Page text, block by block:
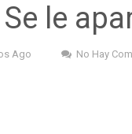
le
Ago No Hay